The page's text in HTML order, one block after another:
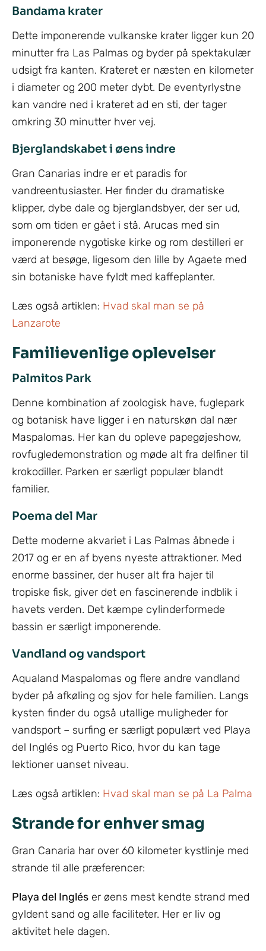
Bandama krater
Dette imponerende vulkanske krater ligger kun 20
minutter fra Las Palmas og byder på spektakulær
udsigt fra kanten. Krateret er næsten en kilometer
i diameter og 200 meter dybt. De eventyrlystne
kan vandre ned i krateret ad en sti, der tager
omkring 30 minutter hver vej.
Bjerglandskabet i øens indre
Gran Canarias indre er et paradis for
vandreentusiaster. Her finder du dramatiske
klipper, dybe dale og bjerglandsbyer, der ser ud,
som om tiden er gået i stå. Arucas med sin
imponerende nygotiske kirke og rom destilleri er
værd at besøge, ligesom den lille by Agaete med
sin botaniske have fyldt med kaffeplanter.
Læs også artiklen: Hvad skal man se på
Lanzarote
Familievenlige oplevelser
Palmitos Park
Denne kombination af zoologisk have, fuglepark
og botanisk have ligger i en naturskøn dal nær
Maspalomas. Her kan du opleve papegøjeshow,
rovfugledemonstration og møde alt fra delfiner til
krokodiller. Parken er særligt populær blandt
familier.
Poema del Mar
Dette moderne akvariet i Las Palmas åbnede i
2017 og er en af byens nyeste attraktioner. Med
enorme bassiner, der huser alt fra hajer til
tropiske fisk, giver det en fascinerende indblik i
havets verden. Det kæmpe cylinderformede
bassin er særligt imponerende.
Vandland og vandsport
Aqualand Maspalomas og flere andre vandland
byder på afkøling og sjov for hele familien. Langs
kysten finder du også utallige muligheder for
vandsport – surfing er særligt populært ved Playa
del Inglés og Puerto Rico, hvor du kan tage
lektioner uanset niveau.
Læs også artiklen: Hvad skal man se på La Palma
Strande for enhver smag
Gran Canaria har over 60 kilometer kystlinje med
strande til alle præferencer:
Playa del Inglés er øens mest kendte strand med
gyldent sand og alle faciliteter. Her er liv og
aktivitet hele dagen.